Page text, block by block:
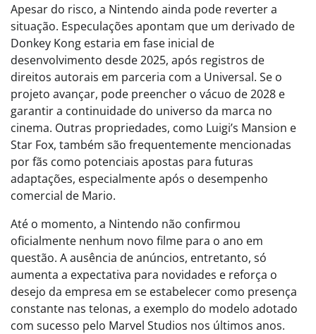
Apesar do risco, a Nintendo ainda pode reverter a
situação. Especulações apontam que um derivado de
Donkey Kong estaria em fase inicial de
desenvolvimento desde 2025, após registros de
direitos autorais em parceria com a Universal. Se o
projeto avançar, pode preencher o vácuo de 2028 e
garantir a continuidade do universo da marca no
cinema. Outras propriedades, como Luigi’s Mansion e
Star Fox, também são frequentemente mencionadas
por fãs como potenciais apostas para futuras
adaptações, especialmente após o desempenho
comercial de Mario.
Até o momento, a Nintendo não confirmou
oficialmente nenhum novo filme para o ano em
questão. A ausência de anúncios, entretanto, só
aumenta a expectativa para novidades e reforça o
desejo da empresa em se estabelecer como presença
constante nas telonas, a exemplo do modelo adotado
com sucesso pelo Marvel Studios nos últimos anos.